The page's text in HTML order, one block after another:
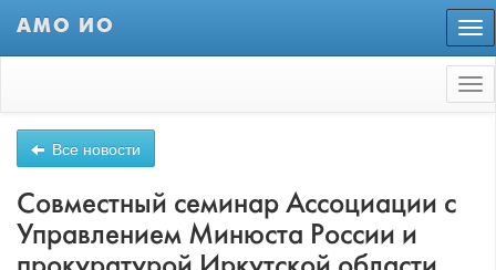
АМО ИО
Все новости
Совместный семинар Ассоциации с
Управлением Минюста России и